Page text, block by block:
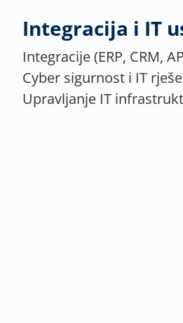
Integracija i IT
Integracije (ERP, CRM,
Cyber ​​sigurnost i IT
Upravljanje IT